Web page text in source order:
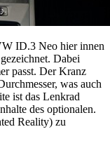
ID.3 Neo hier innen
Dabei
passt. Der Kranz
was auch
ist das Lenkrad
des optionalen.
Reality) zu